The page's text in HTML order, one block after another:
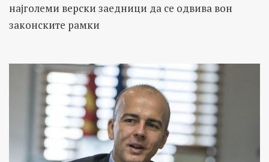
најголеми верски заедници да се одвива вон
законските рамки